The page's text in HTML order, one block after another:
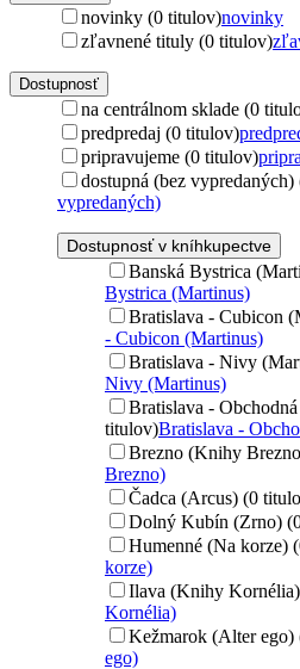
novinky (0 titulov)novinky
zľavnené tituly (0 titulov)
Dostupnosť
na centrálnom sklade (0
predpredaj (0 titulov)
pripravujeme (0 titulov)
dostupná (bez
vypredaných)
Dostupnosť v kníhkupectve
Banská Bystrica
Bystrica (Martinus)
Bratislava - Cubicon
- Cubicon (Martinus)
Bratislava - Nivy
Nivy (Martinus)
Bratislava -
titulov)Bratislava -
Brezno (Knihy
Brezno)
Čadca (Arcus) (0
Dolný Kubín (Zrno)
Humenné (Na korze)
korze)
Ilava (Knihy
Kornélia)
Kežmarok (Alter ego)
ego)